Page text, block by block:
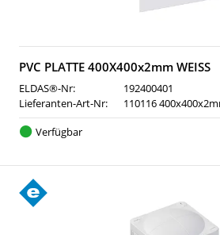
PVC PLATTE 400X400x2mm WEISS
ELDAS®-Nr:
192400401
Lieferanten-Art-Nr:
110116
Verfügbar